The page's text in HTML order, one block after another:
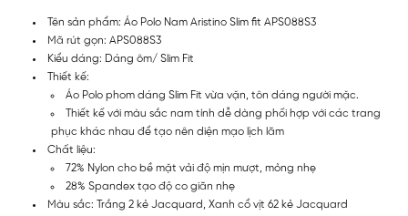
Tên sản phẩm: Áo Polo Nam Aristino Slim fit APS088S3
Mã rút gọn: APS088S3
Kiểu dáng: Dáng ôm/ Slim Fit
Thiết kế:
Áo Polo phom dáng Slim Fit vừa vặn, tôn dáng người mặc.
Thiết kế với màu sắc nam tính dễ dàng phối hợp với các trang
phục khác nhau để tạo nên diện mạo lịch lãm
Chất liệu:
72% Nylon cho bề mặt vải độ mịn mượt, mỏng nhẹ
28% Spandex tạo độ co giãn nhẹ
Màu sắc: Trắng 2 kẻ Jacquard, Xanh cổ vịt 62 kẻ Jacquard